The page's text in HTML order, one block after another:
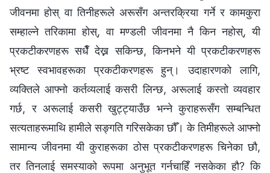
जीवनमा होस् वा तिनीहरूले अरूसँग अन्तरक्रिया गर्ने र कामकुरा
सम्हाल्ने तरिकामा होस्, वा मण्डली जीवनमा नै किन नहोस्, यी
प्रकटीकरणहरू सधैँ देख्न सकिन्छ, किनभने यी प्रकटीकरणहरू
भ्रष्ट स्वभावहरूका प्रकटीकरणहरू हुन्। उदाहारणको लागि,
व्यक्तिले आफ्नो कर्तव्यलाई कसरी लिन्छ, अरूलाई कस्तो व्यवहार
गर्छ, र अरूलाई कसरी खुट्ट्याउँछ भन्ने कुराहरूसँग सम्बन्धित
सत्यताहरूमाथि हामीले सङ्गति गरिसकेका छौँ। के तिमीहरूले आफ्नो
सामान्य जीवनमा यी कुराहरूका ठोस प्रकटीकरणहरू चिनेका छौ,
तर तिनलाई समस्याको रूपमा अनुभूत गर्नचाहिँ नसकेका हौ? कि